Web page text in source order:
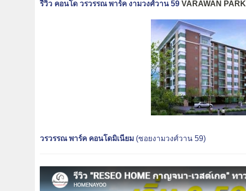
รีวิว คอนโด วรวรรณ พาร์ค งามวงศ์วาน 59 VARAWAN
วรวรรณ พาร์ค คอนโดมิเนียม (ซอยงามวงศ์วาน 59)